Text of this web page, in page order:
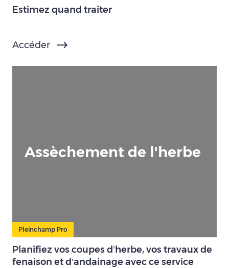
Estimez quand traiter
Accéder
Assèchement de l'herbe
Pleinchamp Pro
Planifiez vos coupes d’herbe, vos travaux de
fenaison et d’andainage avec ce service